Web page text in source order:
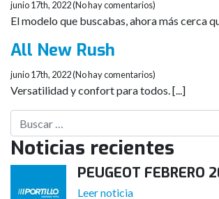
junio 17th, 2022 (No hay comentarios)
El modelo que buscabas, ahora más cerca
All New Rush
junio 17th, 2022 (No hay comentarios)
Versatilidad y confort para todos. [...]
Noticias recientes
PEUGEOT FEBRERO
Leer noticia